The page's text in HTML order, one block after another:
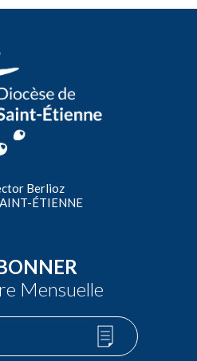
Berlioz
ÉTIENNE
Mensuelle